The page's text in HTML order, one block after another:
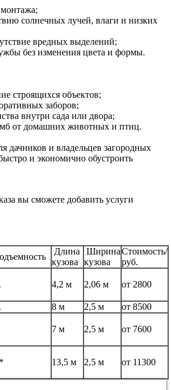
монтажа;
солнечных лучей, влаги и низких
вредных выделений;
без изменения цвета и формы.
строящихся объектов;
заборов;
внутри сада или двора;
от домашних животных и птиц.
дачников и владельцев загородных
и экономично обустроить
вы сможете добавить услуги
Длина
кузова
Ширина
кузова
Стоимость/
руб.
4,2 м 2,06 м от 2800
8 м 2,5 м
от 8500
7 м 2,5 м от 7600
13,5 м 2,5 м от 11300